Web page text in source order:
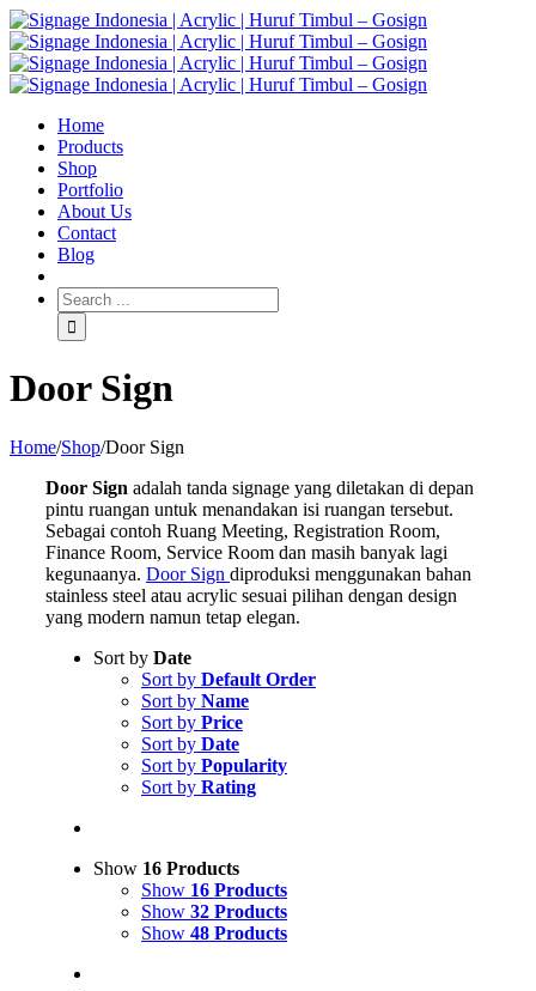
Home
Products
Shop
Portfolio
About Us
Contact
Blog
Door Sign
Home/Shop/Door Sign
Door Sign adalah tanda signage yang diletakan di depan
pintu ruangan untuk menandakan isi ruangan tersebut.
Sebagai contoh Ruang Meeting, Registration Room,
Finance Room, Service Room dan masih banyak lagi
kegunaanya. Door Sign diproduksi menggunakan bahan
stainless steel atau acrylic sesuai pilihan dengan design
yang modern namun tetap elegan.
Sort by Date
Sort by Default Order
Sort by Name
Sort by Price
Sort by Date
Sort by Popularity
Sort by Rating
Show 16 Products
Show 16 Products
Show 32 Products
Show 48 Products